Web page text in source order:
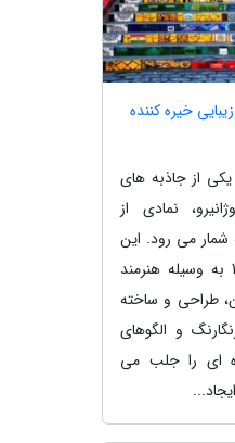
خیره کننده
از جاذبه های
نمادی از
می رود. این
پله ها که در سال 1990 به وسیله هنرمند
طراحی و ساخته
و الگوهای
ای را جلب می